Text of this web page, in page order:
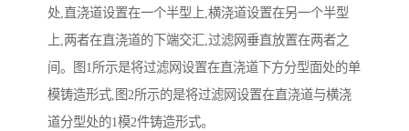
处,直浇道设置在一个半型上,横浇道设置在另一个半型
上,两者在直浇道的下端交汇,过滤网垂直放置在两者之
间。图1所示是将过滤网设置在直浇道下方分型面处的单
模铸造形式,图2所示的是将过滤网设置在直浇道与横浇
道分型处的1模2件铸造形式。